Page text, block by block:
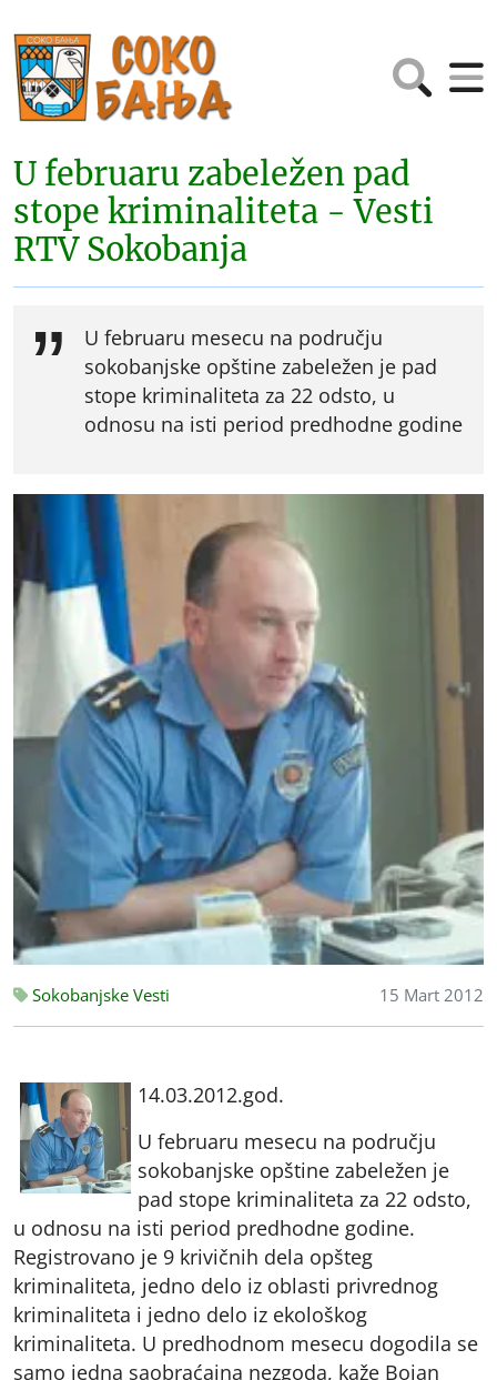
U februaru zabeležen pad
stope kriminaliteta - Vesti
RTV Sokobanja
U februaru mesecu na području
sokobanjske opštine zabeležen je pad
stope kriminaliteta za 22 odsto, u
odnosu na isti period predhodne godine
Sokobanjske Vesti 15 Mart 2012
14.03.2012.god.
U februaru mesecu na području
sokobanjske opštine zabeležen je
pad stope kriminaliteta za 22 odsto,
u odnosu na isti period predhodne godine.
Registrovano je 9 krivičnih dela opšteg
kriminaliteta, jedno delo iz oblasti privrednog
kriminaliteta i jedno delo iz ekološkog
kriminaliteta. U predhodnom mesecu dogodila se
samo jedna saobraćajna nezgoda, kaže Bojan